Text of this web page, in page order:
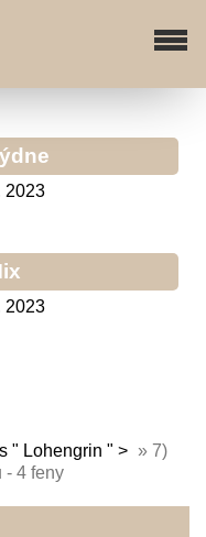
2023
2023
" Lohengrin " » 7)
- 4 feny